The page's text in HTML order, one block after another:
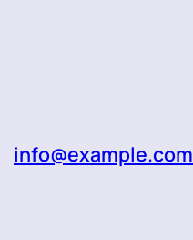
info@example.com